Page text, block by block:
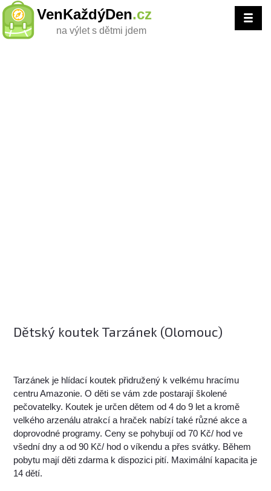
VenKaždýDen.cz
na výlet s dětmi jdem
Dětský koutek Tarzánek (Olomouc)
Tarzánek je hlídací koutek přidružený k velkému hracímu
centru Amazonie. O děti se vám zde postarají školené
pečovatelky. Koutek je určen dětem od 4 do 9 let a kromě
velkého arzenálu atrakcí a hraček nabízí také různé akce a
doprovodné programy. Ceny se pohybují od 70 Kč/ hod ve
všední dny a od 90 Kč/ hod o víkendu a přes svátky. Během
pobytu mají děti zdarma k dispozici pití. Maximální kapacita je
14 dětí.